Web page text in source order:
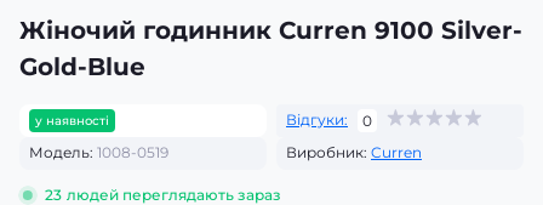
Жіночий годинник Curren 9100 Silver-
Gold-Blue
у наявності Відгуки:
0
Модель: 1008-0519 Виробник: Curren
23 людей переглядають зараз